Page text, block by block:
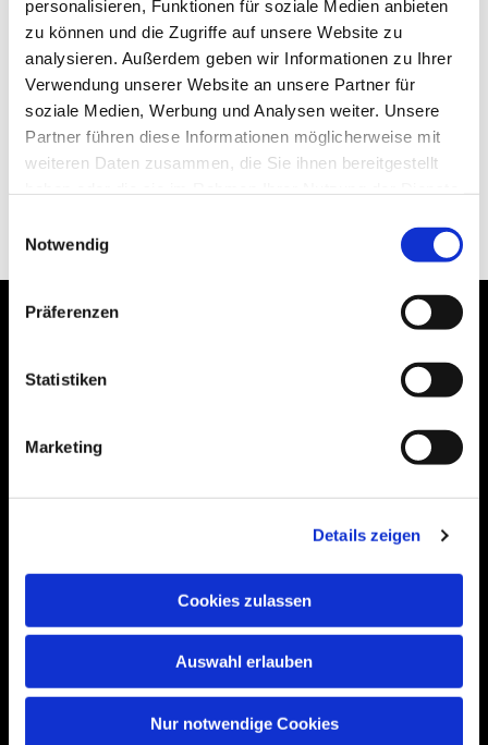
personalisieren, Funktionen für soziale Medien anbieten
zu können und die Zugriffe auf unsere Website zu
analysieren. Außerdem geben wir Informationen zu Ihrer
Verwendung unserer Website an unsere Partner für
soziale Medien, Werbung und Analysen weiter. Unsere
Partner führen diese Informationen möglicherweise mit
weiteren Daten zusammen, die Sie ihnen bereitgestellt
Notwendig
Präferenzen
Statistiken
Marketing
Details zeigen
Cookies zulassen
Auswahl erlauben
Nur notwendige Cookies
Bitte akzeptieren Sie Marketing-Cookies,
Accept cookies